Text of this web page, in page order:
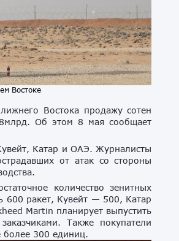
Востоке
Востока продажу сотен
Об этом 8 мая сообщает
Катар и ОАЭ. Журналисты
от атак со стороны
количество зенитных
600 ракет, Кувейт — 500, Катар
Martin планирует выпустить
Также покупатели
более 300 единиц.